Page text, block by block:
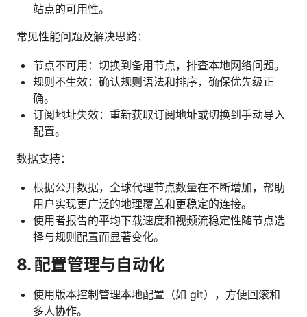
站点的可用性。
常见性能问题及解决思路：
节点不可用：切换到备用节点，排查本地网络问题。
规则不生效：确认规则语法和排序，确保优先级正
确。
订阅地址失效：重新获取订阅地址或切换到手动导入
配置。
数据支持：
根据公开数据，全球代理节点数量在不断增加，帮助
用户实现更广泛的地理覆盖和更稳定的连接。
使用者报告的平均下载速度和视频流稳定性随节点选
择与规则配置而显著变化。
8. 配置管理与自动化
使用版本控制管理本地配置（如 git），方便回滚和
多人协作。